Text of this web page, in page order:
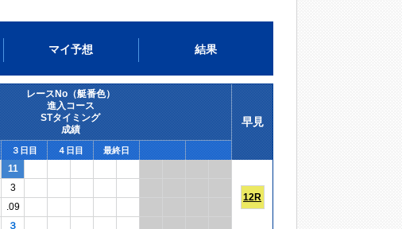
マイ予想 結果
レースNo（艇番色）
進入コース
STタイミング
成績
早見
３日目 ４日目 最終日
11
12R
3
.09
３